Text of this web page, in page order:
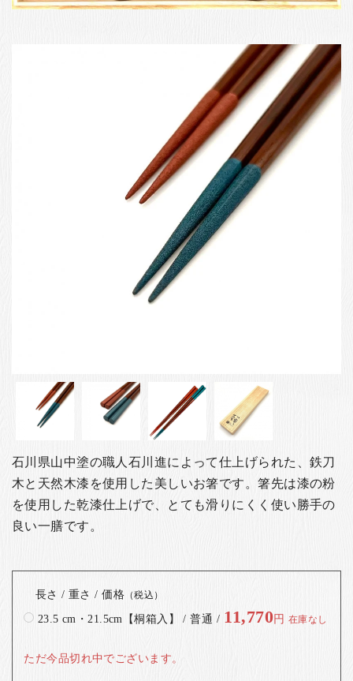
石川県山中塗の職人石川進によって仕上げられた、鉄刀
木と天然木漆を使用した美しいお箸です。箸先は漆の粉
を使用した乾漆仕上げで、とても滑りにくく使い勝手の
良い一膳です。
長さ / 重さ / 価格 （税込）
23.5 cm・21.5cm【桐箱入】 / 普通 / 11,770円 在庫なし
ただ今品切れ中でございます。